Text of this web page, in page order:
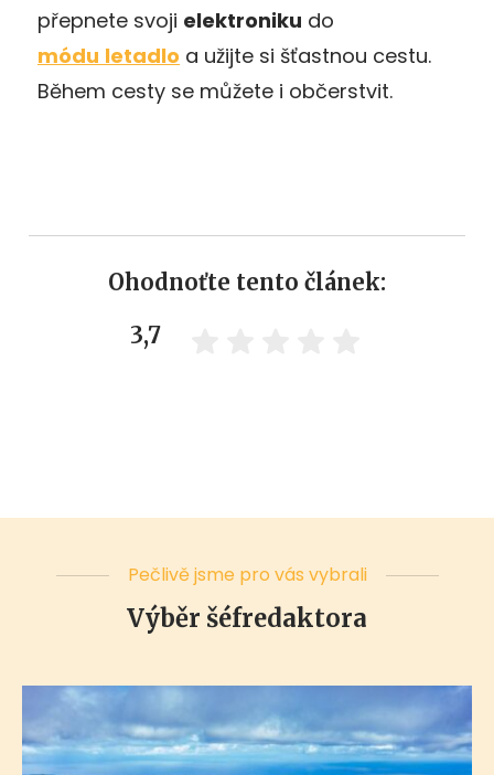
přepnete svoji elektroniku do
módu letadlo a užijte si šťastnou cestu.
Během cesty se můžete i občerstvit.
Ohodnoťte tento článek:
3,7
Pečlivě jsme pro vás vybrali
Výběr šéfredaktora